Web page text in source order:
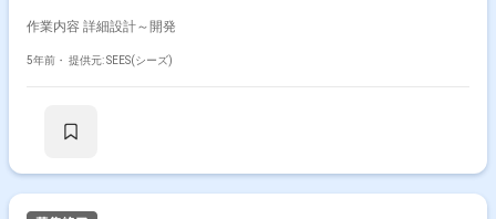
作業内容 詳細設計～開発
5年前・ 提供元: SEES(シーズ)